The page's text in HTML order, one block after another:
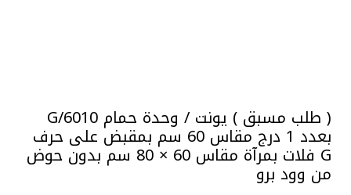
( طلب مسبق ) يونت / وحدة حمام G/6010
بعدد 1 درج مقاس 60 سم بمقبض على حرف
G فلات بمرآة مقاس 60 × 80 سم بدون حوض
من وود برو